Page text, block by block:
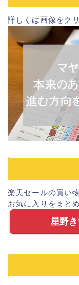
ス
詳しくは画像をク
楽天セールの買い
お気に入りをまと
星野